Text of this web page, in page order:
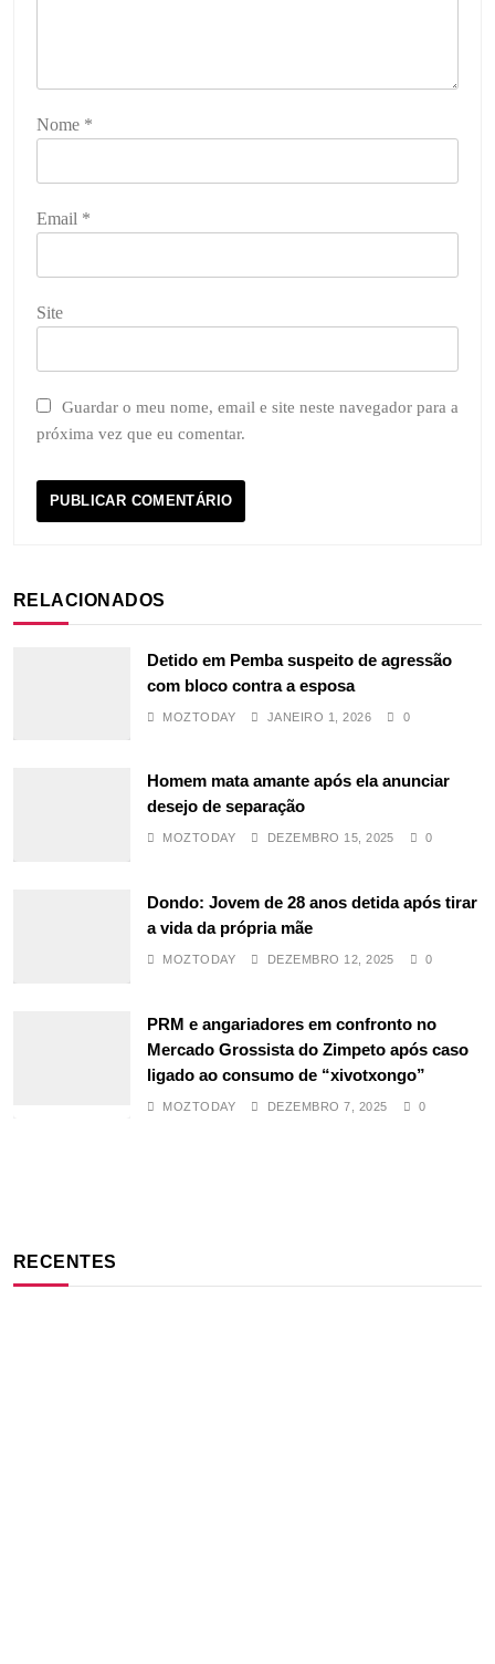
Nome *
Email *
Site
Guardar o meu nome, email e site neste navegador para a
próxima vez que eu comentar.
RELACIONADOS
Detido em Pemba suspeito de agressão
com bloco contra a esposa
MOZTODAY JANEIRO 1, 2026 0
Homem mata amante após ela anunciar
desejo de separação
MOZTODAY DEZEMBRO 15, 2025 0
Dondo: Jovem de 28 anos detida após tirar
a vida da própria mãe
MOZTODAY DEZEMBRO 12, 2025 0
PRM e angariadores em confronto no
Mercado Grossista do Zimpeto após caso
ligado ao consumo de “xivotxongo”
MOZTODAY DEZEMBRO 7, 2025 0
RECENTES